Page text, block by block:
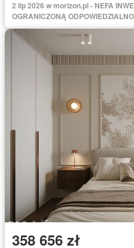
2 lip 2026 w morizon.pl - NEFA
OGRANICZONĄ
358 656 zł